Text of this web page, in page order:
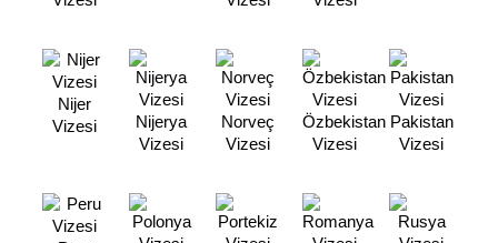
Nijer
Vizesi
Nijerya
Vizesi
Norveç
Vizesi
Özbekistan
Vizesi
Pakistan
Vizesi